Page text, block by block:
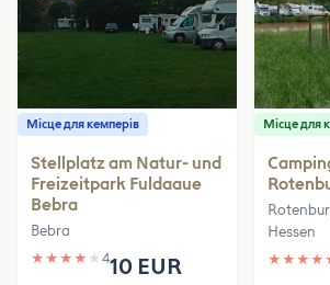
Місце для кемперів
Stellplatz am Natur- und
Freizeitpark Fuldaaue
Bebra
Bebra
★ ★ ★ ★ ★ 410 EUR
Місце для
Hessen
★ ★ ★ ★